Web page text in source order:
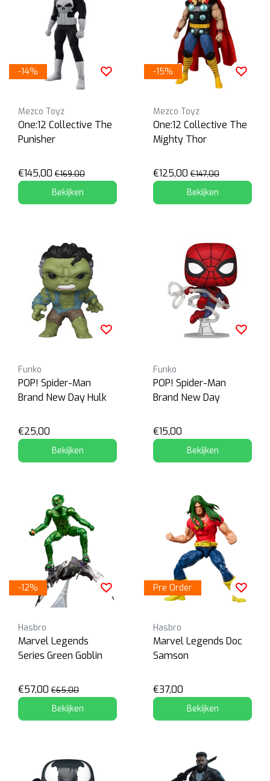
-14%
Mezco Toyz
One:12 Collective The
Punisher
€145,00 €169,00
Bekijken
-15%
Mezco Toyz
One:12 Collective The
Mighty Thor
€125,00 €147,00
Bekijken
Funko
POP! Spider-Man
Brand New Day Hulk
€25,00
Bekijken
Funko
POP! Spider-Man
Brand New Day
€15,00
Bekijken
-12%
Hasbro
Marvel Legends
Series Green Goblin
€57,00 €65,00
Bekijken
Pre Order
Hasbro
Marvel Legends Doc
Samson
€37,00
Bekijken